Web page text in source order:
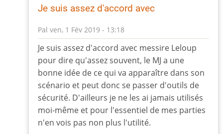
Je suis assez d'accord avec
Pal ven, 1 Fév 2019 - 13:18
En
réponse
à
Avant
la
partie
on
échange
Je suis assez d'accord avec messire Leloup
pour dire qu'assez souvent, le MJ a une
bonne idée de ce qui va apparaître dans son
scénario et peut donc se passer d'outils de
sécurité. D'ailleurs je ne les ai jamais utilisés
moi-même et pour l'essentiel de mes parties
n'en vois pas non plus l'utilité.